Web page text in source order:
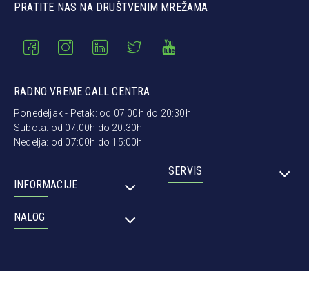
PRATITE NAS NA DRUŠTVENIM MREŽAMA
RADNO VREME CALL CENTRA
Ponedeljak - Petak: od 07:00h do 20:30h
Subota: od 07:00h do 20:30h
Nedelja: od 07:00h do 15:00h
INFORMACIJE
SERVIS
NALOG